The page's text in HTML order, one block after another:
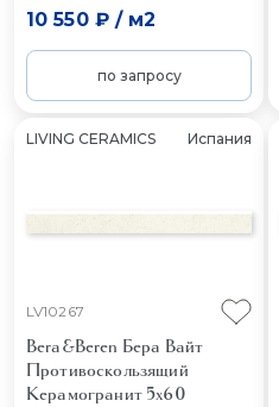
10 550 ₽/ м2
по запросу
LIVING CERAMICS Испания
LV10267
Bera&Beren Бера Вайт
Противоскользящий
Керамогранит 5x60